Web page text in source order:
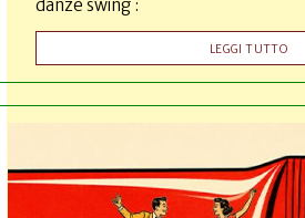
danze swing :
LEGGI TUTTO